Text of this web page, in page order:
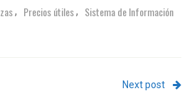
, Precios útiles, Sistema de Información
Next post